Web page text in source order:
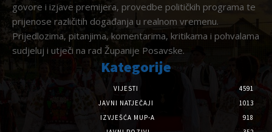
govore i izjave premijera, provedbe političkih programa te
prijenose različitih događanja u realnom vremenu.
Prijedlozima, pitanjima, komentarima, kritikama i pohvalama
sudjeluj i utječi na rad Županije Posavske.
Kategorije
VIJESTI
4591
JAVNI NATJEČAJI
1013
IZVJEŠĆA MUP-A
918